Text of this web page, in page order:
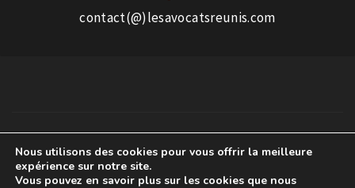
contact(@)lesavocatsreunis.com
© 2026 Les Avocats Réunis.
Mentions légales
A propos des cookies Avertissement RGPD
Nous utilisons des cookies pour vous offrir la meilleure
expérience sur notre site.
Vous pouvez en savoir plus sur les cookies que nous